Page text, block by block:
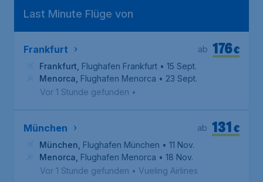
Last Minute Flüge von
Frankfurt €
176
ab
Frankfurt Flughafen Frankfurt • 15 Sept.
Menorca Flughafen Menorca • 23 Sept.
Vor 1 Stunde gefunden •
München €
131
ab
München Flughafen München • 11 Nov.
Menorca Flughafen Menorca • 18 Nov.
Vor 1 Stunde gefunden • Vueling Airlines